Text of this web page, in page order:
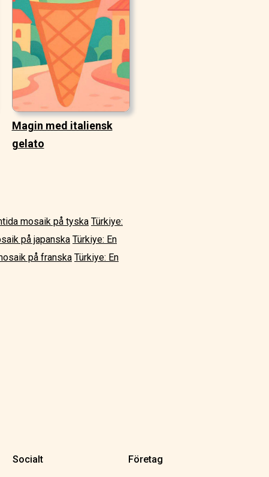
Magin med italiensk
gelato
mosaik på tyska Türkiye:
på japanska Türkiye: En
på franska Türkiye: En
Socialt Företag